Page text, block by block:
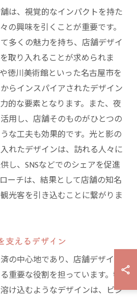
は、視覚的なインパクトを持た
の興味を引くことが重要です。
多くの魅力を持ち、店舗デザイ
取り入れることが求められま
徳川美術館といった名古屋市を
らインスパイアされたデザイン
的な要素となります。また、夜
用し、店舗そのものがひとつの
な工夫も効果的です。光と影の
れたデザインは、訪れる人々に
し、SNSなどでのシェアを促進
ーチは、結果として店舗の知名
光客を引き込むことに繋がりま
支えるデザイン
の中心地であり、店舗デザイン
重要な役割を担っています。特
け込むようなデザインは、ビジ